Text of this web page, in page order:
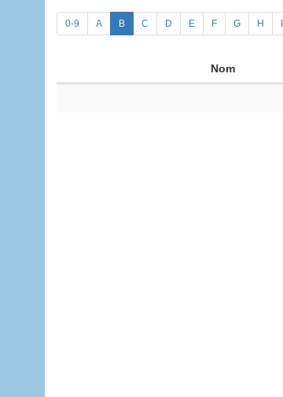
0-9 A B C D E F G H
Nom